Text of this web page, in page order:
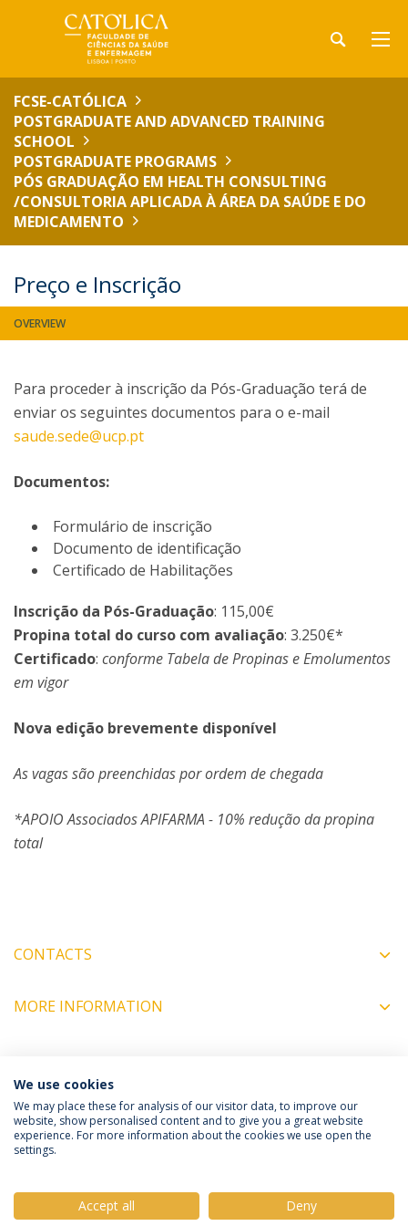
FCSE-CATÓLICA
POSTGRADUATE AND ADVANCED TRAINING
SCHOOL
POSTGRADUATE PROGRAMS
PÓS GRADUAÇÃO EM HEALTH CONSULTING
/CONSULTORIA APLICADA À ÁREA DA SAÚDE E DO
MEDICAMENTO
Preço e Inscrição
OVERVIEW
Para proceder à inscrição da Pós-Graduação terá de
enviar os seguintes documentos para o e-mail
saude.sede@ucp.pt
Documentos:
Formulário de inscrição
Documento de identificação
Certificado de Habilitações
Inscrição da Pós-Graduação: 115,00€
Propina total do curso com avaliação: 3.250€*
Certificado: conforme Tabela de Propinas e Emolumentos
em vigor
Nova edição brevemente disponível
As vagas são preenchidas por ordem de chegada
*APOIO Associados APIFARMA - 10% redução da propina
total
CONTACTS
MORE INFORMATION
COORDINATORS
Política de Privacidade
Termos e Condições
We use cookies
We may place these for analysis of our visitor data, to improve our
website, show personalised content and to give you a great website
experience. For more information about the cookies we use open the
settings.
Accept all Deny